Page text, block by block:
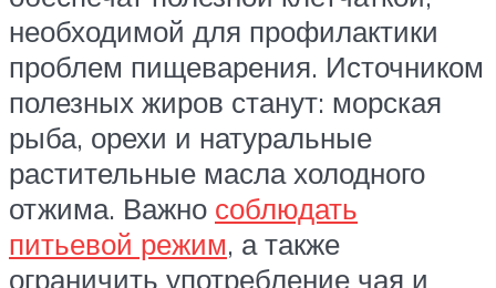
необходимой для профилактики
проблем пищеварения. Источником
полезных жиров станут: морская
рыба, орехи и натуральные
растительные масла холодного
отжима. Важно соблюдать
питьевой режим, а также
ограничить употребление чая и